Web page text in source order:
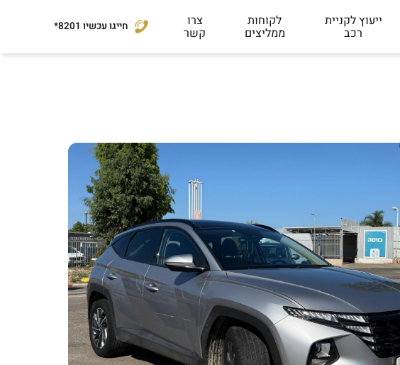
ייעוץ לקניית
רכב
לקוחות
ממליצים
צרו
קשר חייגו עכשיו *8201